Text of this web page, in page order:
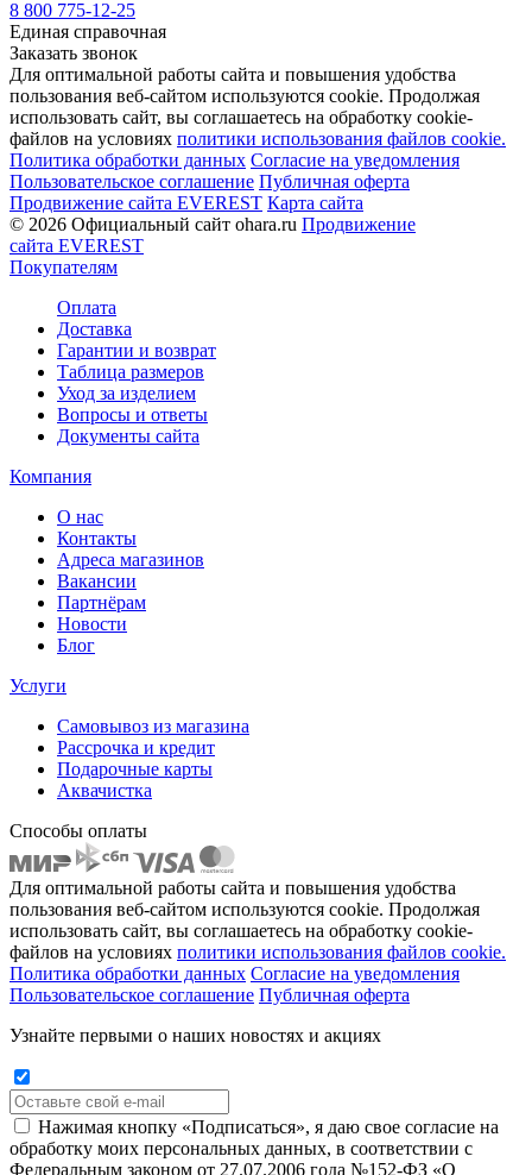
8 800 775-12-25
Единая справочная
Заказать звонок
Для оптимальной работы сайта и повышения удобства
пользования веб-сайтом используются cookie. Продолжая
использовать сайт, вы соглашаетесь на обработку cookie-
файлов на условиях политики использования файлов cookie.
Политика обработки данных Согласие на уведомления
Пользовательское соглашение Публичная оферта
Продвижение сайта EVEREST Карта сайта
© 2026 Официальный сайт ohara.ru Продвижение
сайта EVEREST
Покупателям
Оплата
Доставка
Гарантии и возврат
Таблица размеров
Уход за изделием
Вопросы и ответы
Документы сайта
Компания
О нас
Контакты
Адреса магазинов
Вакансии
Партнёрам
Новости
Блог
Услуги
Самовывоз из магазина
Рассрочка и кредит
Подарочные карты
Аквачистка
Способы оплаты
Для оптимальной работы сайта и повышения удобства
пользования веб-сайтом используются cookie. Продолжая
использовать сайт, вы соглашаетесь на обработку cookie-
файлов на условиях политики использования файлов cookie.
Политика обработки данных Согласие на уведомления
Пользовательское соглашение Публичная оферта
Узнайте первыми о наших новостях и акциях
Нажимая кнопку «Подписаться», я даю свое согласие на
обработку моих персональных данных, в соответствии с
Федеральным законом от 27.07.2006 года №152-ФЗ «О